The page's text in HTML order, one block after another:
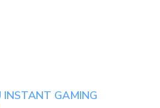
INSTANT GAMING